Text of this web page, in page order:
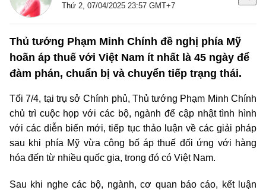
Thứ 2, 07/04/2025 23:57 GMT+7
Thủ tướng Phạm Minh Chính đề nghị phía Mỹ
hoãn áp thuế với Việt Nam ít nhất là 45 ngày để
đàm phán, chuẩn bị và chuyển tiếp trạng thái.
Tối 7/4, tại trụ sở Chính phủ, Thủ tướng Phạm Minh Chính
chủ trì cuộc họp với các bộ, ngành để cập nhật tình hình
với các diễn biến mới, tiếp tục thảo luận về các giải pháp
sau khi phía Mỹ vừa công bố áp thuế đối ứng với hàng
hóa đến từ nhiều quốc gia, trong đó có Việt Nam.
Sau khi nghe các bộ, ngành, cơ quan báo cáo, kết luận